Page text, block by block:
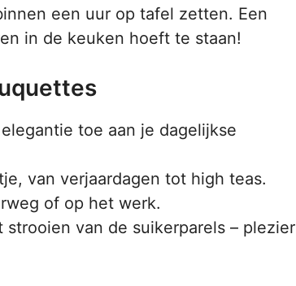
een uur op tafel zetten. Een
in de keuken hoeft te staan!
toe aan je dagelijkse
van verjaardagen tot high teas.
of op het werk.
van de suikerparels – plezier